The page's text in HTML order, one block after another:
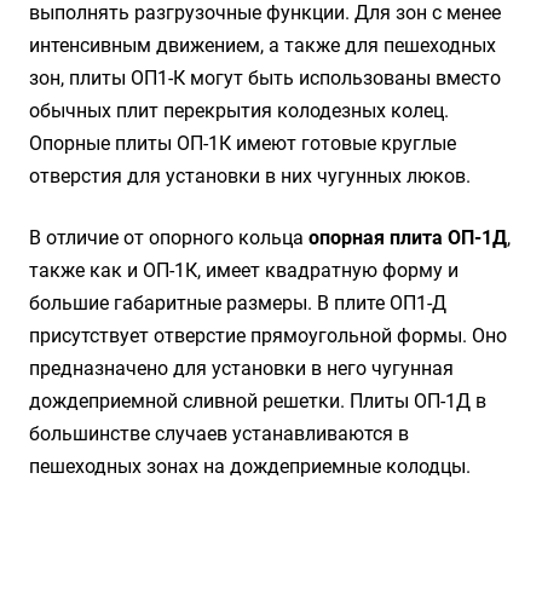
выполнять разгрузочные функции. Для зон с менее
интенсивным движением, а также для пешеходных
зон, плиты ОП1-К могут быть использованы вместо
обычных плит перекрытия колодезных колец.
Опорные плиты ОП-1К имеют готовые круглые
отверстия для установки в них чугунных люков.
В отличие от опорного кольца опорная плита ОП-1Д,
также как и ОП-1К, имеет квадратную форму и
большие габаритные размеры. В плите ОП1-Д
присутствует отверстие прямоугольной формы. Оно
предназначено для установки в него чугунная
дождеприемной сливной решетки. Плиты ОП-1Д в
большинстве случаев устанавливаются в
пешеходных зонах на дождеприемные колодцы.